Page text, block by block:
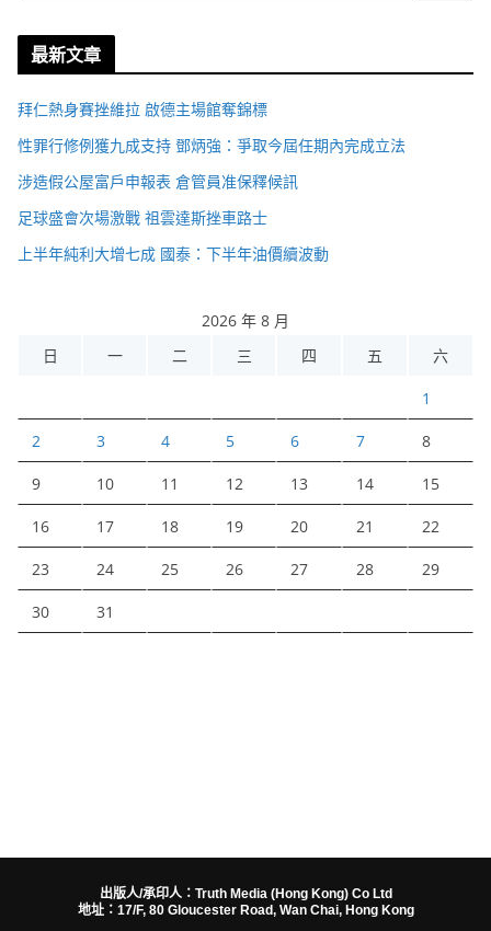
最新文章
拜仁熱身賽挫維拉 啟德主場館奪錦標
性罪行修例獲九成支持 鄧炳強：爭取今屆任期內完成立法
涉造假公屋富戶申報表 倉管員准保釋候訊
足球盛會次場激戰 祖雲達斯挫車路士
上半年純利大增七成 國泰：下半年油價續波動
2026 年 8 月
日
一 二 三 四 五 六
1
2 3 4 5 6 7 8
9 10 11 12 13 14 15
16 17 18 19 20 21 22
23 24 25 26 27 28 29
30 31
出版人/承印人：Truth Media (Hong Kong) Co Ltd
地址：17/F, 80 Gloucester Road, Wan Chai, Hong Kong